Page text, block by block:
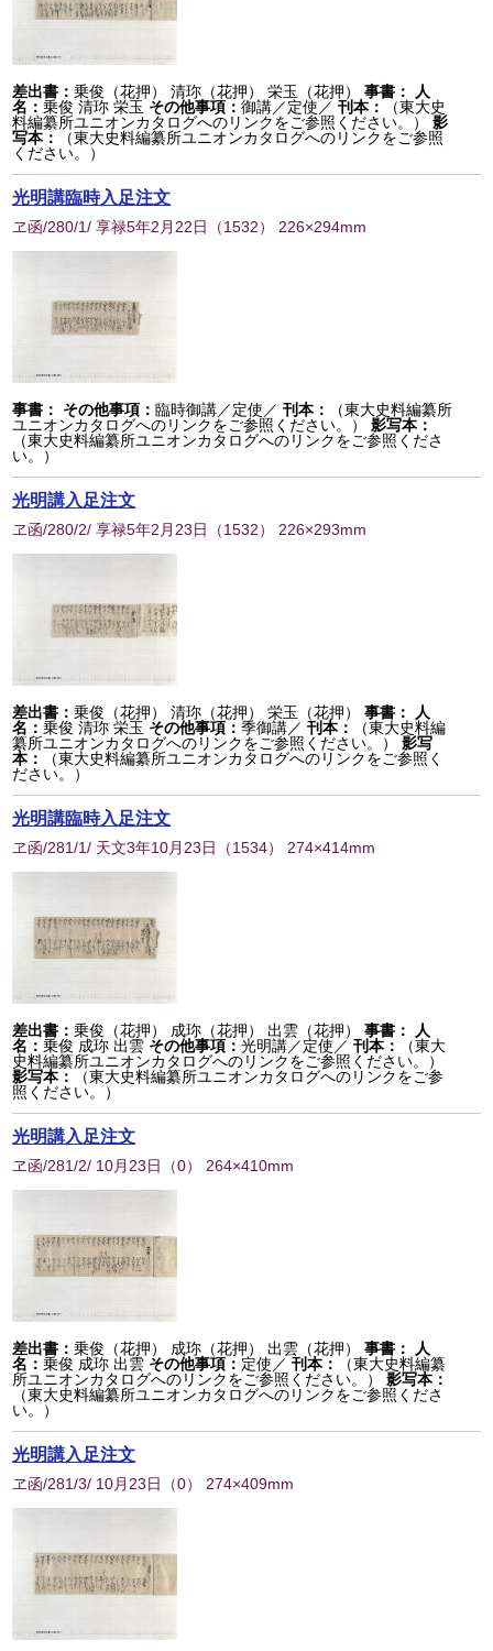
差出書：乗俊（花押） 清珎（花押） 栄玉（花押） 事書：
人
名：乗俊 清珎 栄玉 その他事項：御講／定使／刊本：
（東大史
料編纂所ユニオンカタログへのリンクをご参照ください。）
影
写本：
（東大史料編纂所ユニオンカタログへのリンクをご参照
ください。）
光明講臨時入足注文
ヱ函/280/1/ 享禄5年2月22日 （1532） 226×294mm
事書： その他事項：臨時御講／定使／刊本：
（東大史料編纂所
ユニオンカタログへのリンクをご参照ください。）
影写本：
（東大史料編纂所ユニオンカタログへのリンクをご参照くださ
い。）
光明講入足注文
ヱ函/280/2/ 享禄5年2月23日 （1532） 226×293mm
差出書：乗俊（花押） 清珎（花押） 栄玉（花押） 事書：
人
名：乗俊 清珎 栄玉 その他事項：季御講／刊本：
（東大史料編
纂所ユニオンカタログへのリンクをご参照ください。）
影写
本：
（東大史料編纂所ユニオンカタログへのリンクをご参照く
ださい。）
光明講臨時入足注文
ヱ函/281/1/ 天文3年10月23日 （1534） 274×414mm
差出書：乗俊（花押） 成珎（花押） 出雲（花押） 事書：
人
名：乗俊 成珎 出雲 その他事項：光明講／定使／刊本：
（東大
史料編纂所ユニオンカタログへのリンクをご参照ください。）
影写本：
（東大史料編纂所ユニオンカタログへのリンクをご参
照ください。）
光明講入足注文
ヱ函/281/2/ 10月23日 （0） 264×410mm
差出書：乗俊（花押） 成珎（花押） 出雲（花押） 事書：
人
名：乗俊 成珎 出雲 その他事項： 定使／刊本：
（東大史料編纂
所ユニオンカタログへのリンクをご参照ください。）
影写本：
（東大史料編纂所ユニオンカタログへのリンクをご参照くださ
い。）
光明講入足注文
ヱ函/281/3/ 10月23日 （0） 274×409mm